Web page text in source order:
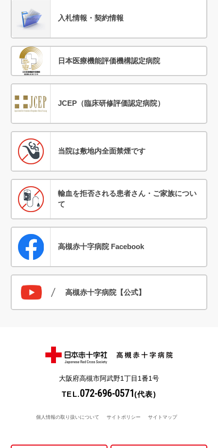
入札情報・契約情報
日本医療機能評価機構認定病院
JCEP（臨床研修評価認定病院）
当院は敷地内全面禁煙です
輸血を拒否される患者さん・ご家族につい
て
高槻赤十字病院 Facebook
高槻赤十字病院【公式】
大阪府高槻市阿武野1丁目1番1号
TEL.072-696-0571(代表)
個人情報の取り扱いについて サイトポリシー サイトマップ